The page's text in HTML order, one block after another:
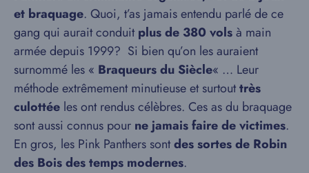
et braquage. Quoi, t’as jamais entendu parlé de ce
gang qui aurait conduitplus de 380 volsà main
armée depuis 1999? Si bien qu’on les auraient
surnommé les « Braqueurs du Siècle« … Leur
méthode extrêmement minutieuse et surtouttrès
culottée les ont rendus célèbres. Ces as du braquage
sont aussi connus pour ne jamais faire de victimes.
En gros, les Pink Panthers sontdes sortes de Robin
des Bois des temps modernes.